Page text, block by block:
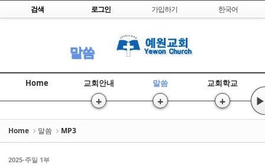
Skip to content
검색 로그인 가입하기 한국어
말씀
Home 교회안내
+
말씀
+
교회학교
+ ▶
Home 말씀 MP3
2025-주일 1부
Sketchbook5, 스케치북5
Sketchbook5, 스케치북5